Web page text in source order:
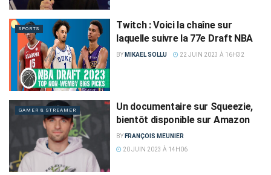
SPORTS
Twitch : Voici la chaîne sur
laquelle suivre la 77e Draft NBA
BY MIKAEL SOLLU 22 JUIN 2023 À 16H32
GAMER & STREAMER
Un documentaire sur Squeezie,
bientôt disponible sur Amazon
BY FRANÇOIS MEUNIER
20 JUIN 2023 À 14H06